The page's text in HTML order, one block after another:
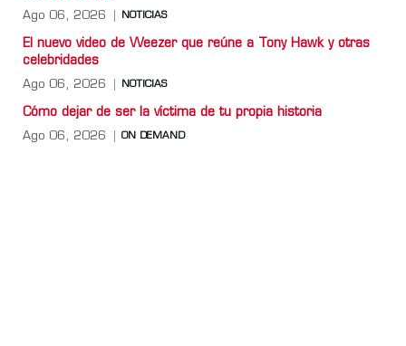
Ago 06, 2026 NOTICIAS
El nuevo video de Weezer que reúne a Tony Hawk y otras
celebridades
Ago 06, 2026 NOTICIAS
Cómo dejar de ser la víctima de tu propia historia
Ago 06, 2026 ON DEMAND